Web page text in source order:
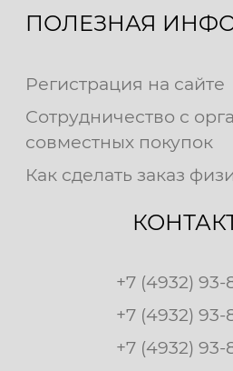
ПОЛЕЗНАЯ
Регистрация на сайте
Сотрудничество с
совместных покупок
Как сделать заказ
+7 (4932) 93-
+7 (4932) 93-
+7 (4932) 93-